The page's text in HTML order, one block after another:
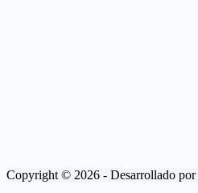
Copyright © 2026 - Desarrollado por